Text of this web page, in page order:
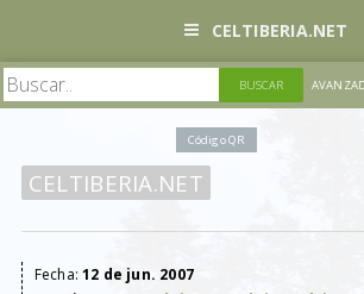
CELTIBERIA.NET
Código QR
CELTIBERIA.NET
Fecha:12 de jun. 2007